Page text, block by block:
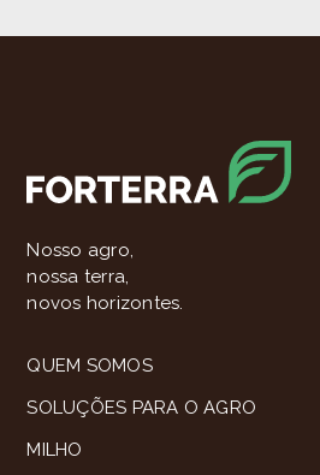
Nosso agro,
nossa terra,
novos horizontes.
QUEM SOMOS
SOLUÇÕES PARA O AGRO
MILHO